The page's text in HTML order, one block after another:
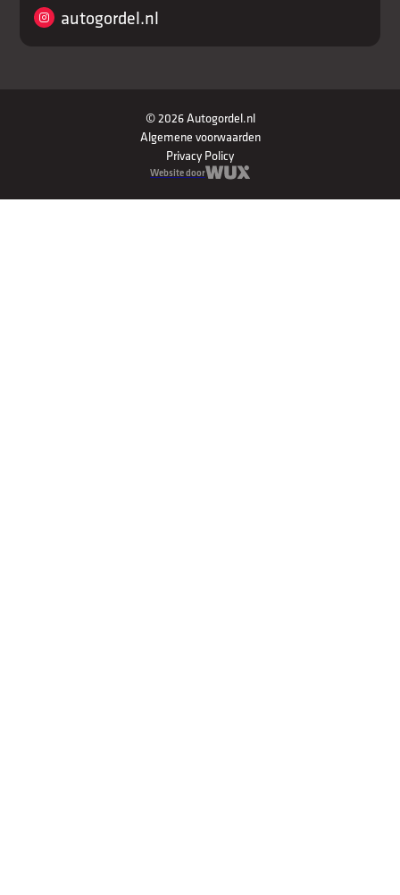
autogordel.nl
© 2026 Autogordel.nl
Algemene voorwaarden
Privacy Policy
Website door